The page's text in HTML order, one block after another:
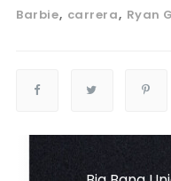
Barbie carrera Ryan